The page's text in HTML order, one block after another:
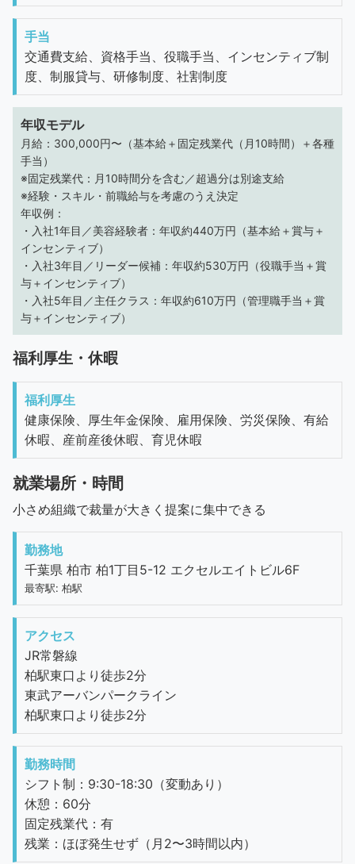
手当
交通費支給、資格手当、役職手当、インセンティブ制
度、制服貸与、研修制度、社割制度
年収モデル
月給：300,000円〜（基本給＋固定残業代（月10時間）＋各種
手当）
※固定残業代：月10時間分を含む／超過分は別途支給
※経験・スキル・前職給与を考慮のうえ決定
年収例：
・入社1年目／美容経験者：年収約440万円（基本給＋賞与＋
インセンティブ）
・入社3年目／リーダー候補：年収約530万円（役職手当＋賞
与＋インセンティブ）
・入社5年目／主任クラス：年収約610万円（管理職手当＋賞
与＋インセンティブ）
福利厚生・休暇
福利厚生
健康保険、厚生年金保険、雇用保険、労災保険、有給
休暇、産前産後休暇、育児休暇
就業場所・時間
小さめ組織で裁量が大きく提案に集中できる
勤務地
千葉県 柏市 柏1丁目5-12 エクセルエイトビル6F
最寄駅: 柏駅
アクセス
JR常磐線
柏駅東口より徒歩2分
東武アーバンパークライン
柏駅東口より徒歩2分
勤務時間
シフト制：9:30-18:30（変動あり）
休憩：60分
固定残業代：有
残業：ほぼ発生せず（月2〜3時間以内）